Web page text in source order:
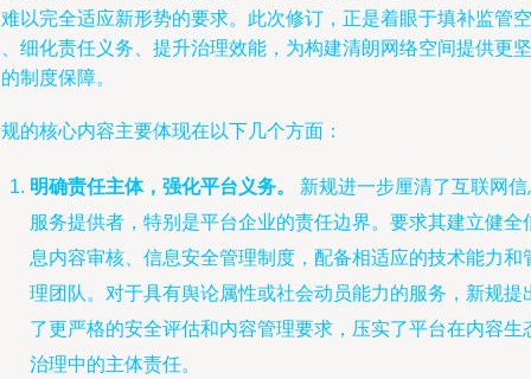
以完全适应新形势的要求。此次修订，正是着眼于填补监管空
细化责任义务、提升治理效能，为构建清朗网络空间提供更坚
制度保障。
的核心内容主要体现在以下几个方面：
明确责任主体，强化平台义务。
新规进一步厘清了互联网信
服务提供者，特别是平台企业的责任边界。要求其建立健全
息内容审核、信息安全管理制度，配备相适应的技术能力和
理团队。对于具有舆论属性或社会动员能力的服务，新规提
了更严格的安全评估和内容管理要求，压实了平台在内容生
治理中的主体责任。